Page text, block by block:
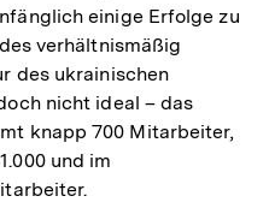
einige Erfolge zu
verhältnismäßig
des ukrainischen
nicht ideal – das
knapp 700 Mitarbeiter,
und im